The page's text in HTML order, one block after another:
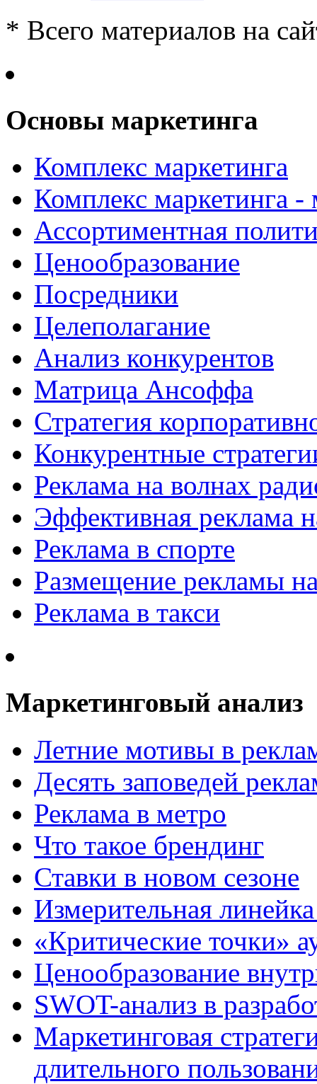
* Всего материалов на
Основы маркетинга
Комплекс маркетинга
Комплекс маркетинга
Ассортиментная
Ценообразование
Посредники
Целеполагание
Анализ конкурентов
Матрица Ансоффа
Стратегия
Конкурентные
Реклама на волнах
Эффективная реклама
Реклама в спорте
Размещение рекламы
Реклама в такси
Маркетинговый анализ
Летние мотивы в
Десять заповедей
Реклама в метро
Что такое брендинг
Ставки в новом сезоне
Измерительная
«Критические точки»
Ценообразование
SWOT-анализ в
Маркетинговая
длительного